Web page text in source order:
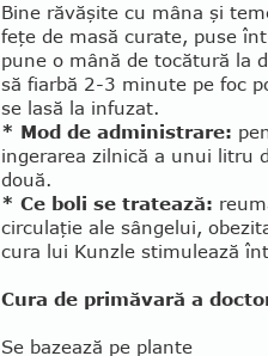
Bine răvăşite cu mâna şi
feţe de masă curate, puse
pune o mână de to­cătură la
să fiarbă 2-3 minute pe foc
se lasă la in­­fuzat.
* Mod de administrare:
ingerarea zilnică a unui litru
două.
* Ce boli se tratează:
circulaţie ale sângelui,
cura lui Kunzle sti­mulează
Cura de primăvară a
Se bazează pe plante